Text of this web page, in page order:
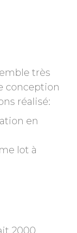
très
conception
réalisé:
en
lot à
2000